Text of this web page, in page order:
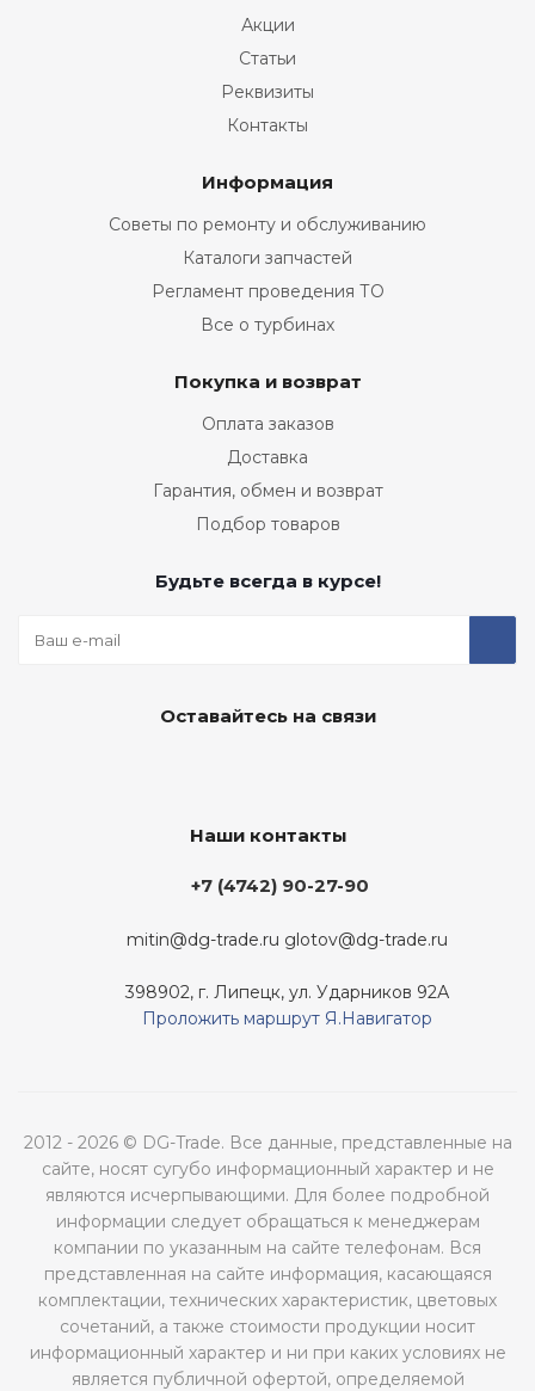
Акции
Статьи
Реквизиты
Контакты
Информация
Советы по ремонту и обслуживанию
Каталоги запчастей
Регламент проведения ТО
Все о турбинах
Покупка и возврат
Оплата заказов
Доставка
Гарантия, обмен и возврат
Подбор товаров
Будьте всегда в курсе!
Оставайтесь на связи
Наши контакты
+7 (4742) 90-27-90
mitin@dg-trade.ru glotov@dg-trade.ru
398902, г. Липецк, ул. Ударников 92А
Проложить маршрут Я.Навигатор
2012 - 2026 © DG-Trade. Все данные, представленные на
сайте, носят сугубо информационный характер и не
являются исчерпывающими. Для более подробной
информации следует обращаться к менеджерам
компании по указанным на сайте телефонам. Вся
представленная на сайте информация, касающаяся
комплектации, технических характеристик, цветовых
сочетаний, а также стоимости продукции носит
информационный характер и ни при каких условиях не
является публичной офертой, определяемой